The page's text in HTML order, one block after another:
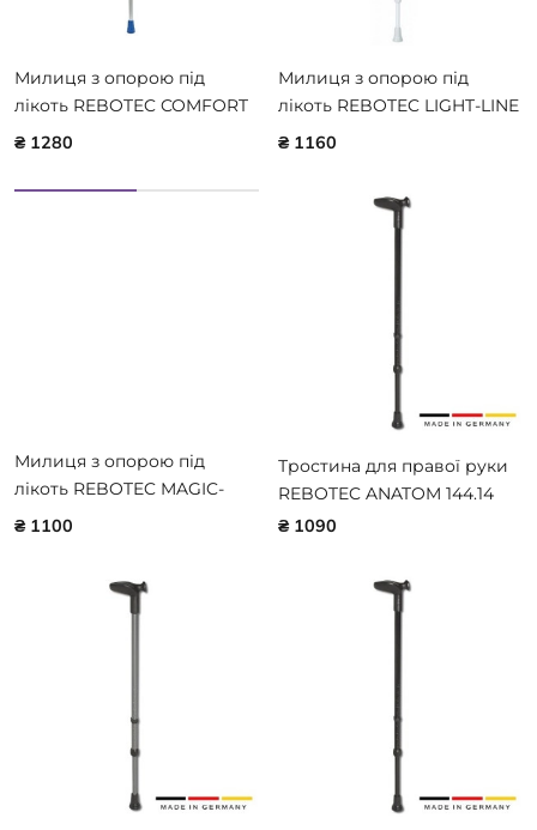
Милиця з опорою під
лікоть REBOTEC COMFORT
SOFT 110.50
₴ 1280
Милиця з опорою під
лікоть REBOTEC LIGHT-LINE
120.00
₴ 1160
Милиця з опорою під
лікоть REBOTEC MAGIC-
SOFT-NATURE 105.48
₴ 1100
Тростина для правої руки
REBOTEC ANATOM 144.14
₴ 1090